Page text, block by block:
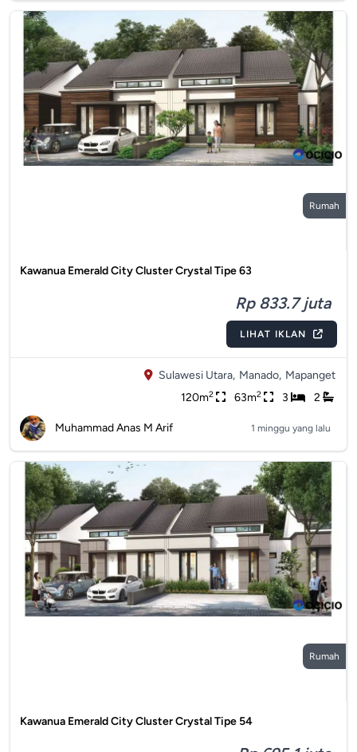
Rumah
Kawanua Emerald City Cluster Crystal Tipe 63
Rp 833.7 juta
LIHAT IKLAN
Sulawesi Utara, Manado, Mapanget
120m2 63m2 3 2
Muhammad Anas M Arif 1 minggu yang lalu
Rumah
Kawanua Emerald City Cluster Crystal Tipe 54